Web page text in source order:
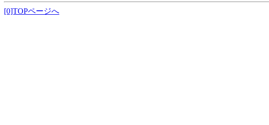
[0]TOPページへ